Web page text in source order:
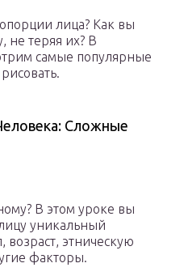
лица? Как вы
не теряя их? В
самые популярные
Сложные
В этом уроке вы
уникальный
возраст, этническую
факторы.